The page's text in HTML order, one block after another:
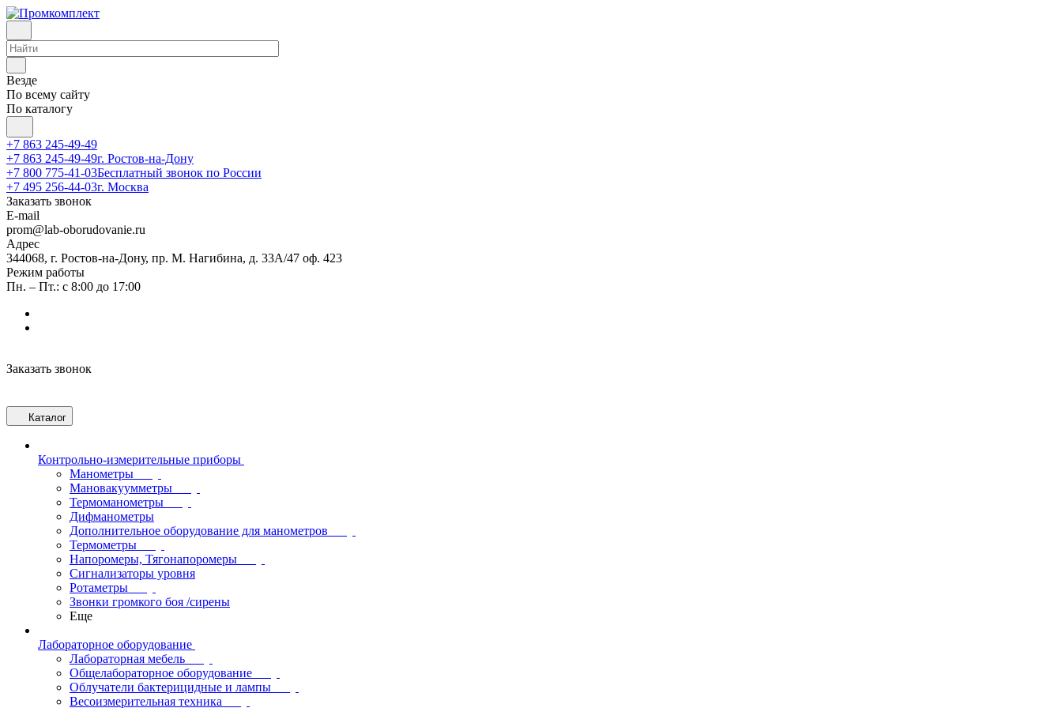
Везде
По всему сайту
По каталогу
+7 863 245-49-49
+7 863 245-49-49г. Ростов-на-Дону
+7 800 775-41-03Бесплатный звонок по России
+7 495 256-44-03г. Москва
Заказать звонок
E-mail
prom@lab-oborudovanie.ru
Адрес
344068, г. Ростов-на-Дону, пр. М. Нагибина, д. 33А/47 оф. 423
Режим работы
Пн. – Пт.: с 8:00 до 17:00
Заказать звонок
Каталог
Контрольно-измерительные приборы
Манометры
Мановакуумметры
Термоманометры
Дифманометры
Дополнительное оборудование для манометров
Термометры
Напоромеры, Тягонапоромеры
Сигнализаторы уровня
Ротаметры
Звонки громкого боя /сирены
Еще
Лабораторное оборудование
Лабораторная мебель
Общелабораторное оборудование
Облучатели бактерицидные и лампы
Весоизмерительная техника